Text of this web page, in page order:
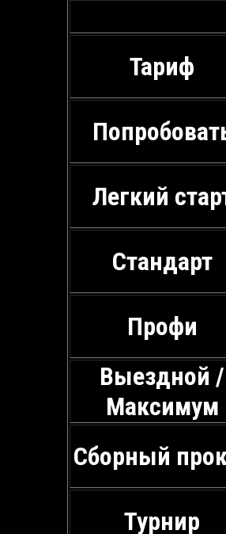
Тариф
Легкий
Стандарт
Профи
Выездной /
Максимум
Сборный
Турнир